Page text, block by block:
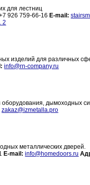
для лестниц
926 759-66-16 E-mail:
2
изделий для различных
info@rn-company.ru
дымоходных
zakaz@izmetalla.pro
металлических дверей.
E-mail: info@homedoors.ru